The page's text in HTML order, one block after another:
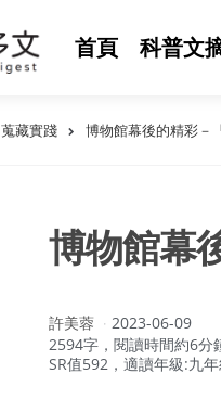
首頁 科普文
蒐藏實踐 博物館幕後的精彩－
博物館幕
作
者：
許美蓉
2023-06-09
2594字，閱讀時間約6分
SR值592，適讀年級:九年